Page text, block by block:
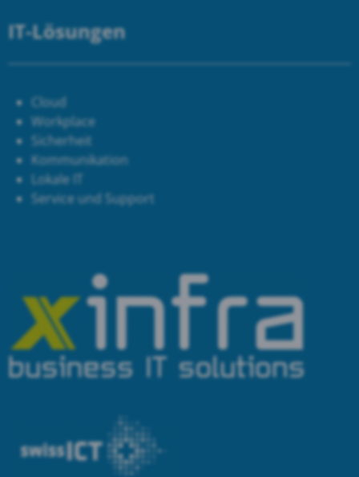
IT-Lösungen
Cloud
Workplace
Sicherheit
Kommunikation
Lokale IT
Service und Support